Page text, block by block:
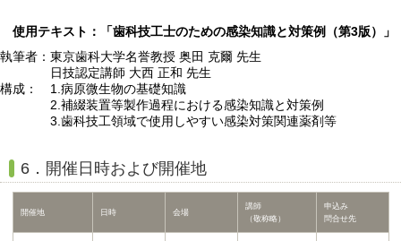
使用テキスト：「歯科技工士のための感染知識と対策例（第3版）」
執筆者： 東京歯科大学名誉教授 奥田 克爾 先生
日技認定講師 大西 正和 先生
構成：
1.病原微生物の基礎知識
2.補綴装置等製作過程における感染知識と対策例
3.歯科技工領域で使用しやすい感染対策関連薬剤等
6．開催日時および開催地
開催地 日時 会場
講師
（敬称略）
申込み
問合せ先